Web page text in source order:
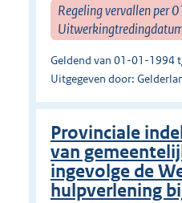
Regeling vervallen per
Geldend van 01-01-1994
Uitgegeven door:
Provinciale
van
ingevolge de
hulpverlening